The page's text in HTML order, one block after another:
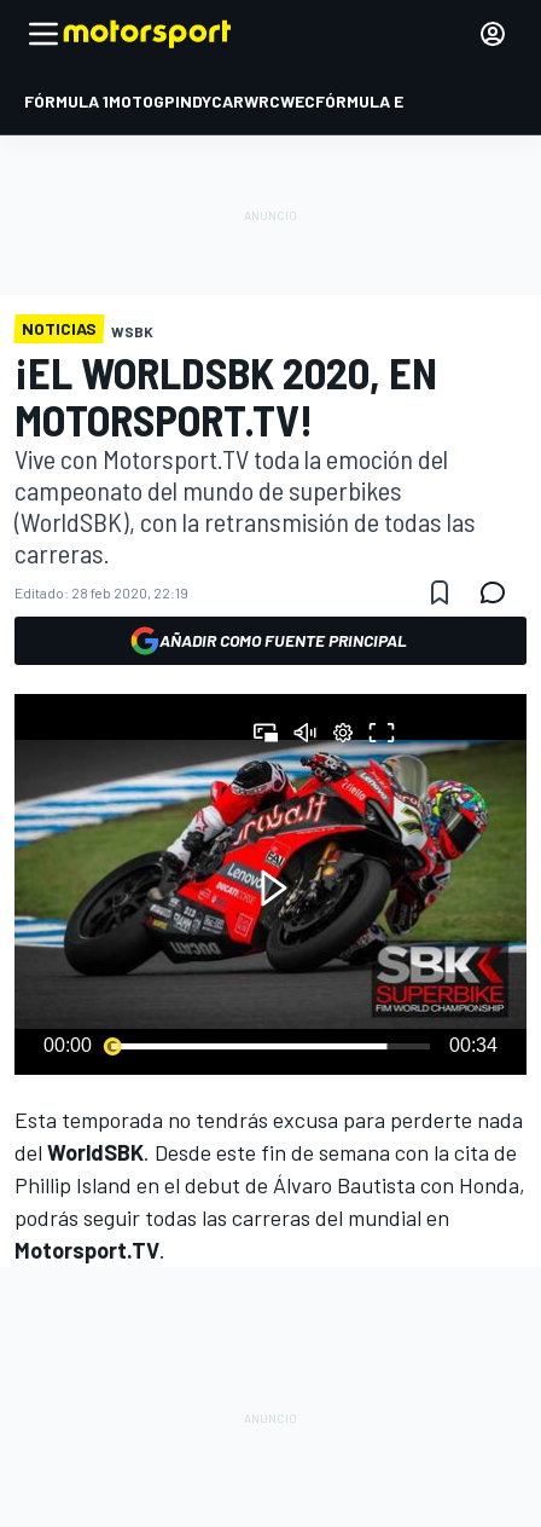
FÓRMULA 1MOTOGPINDYCARWRCWECFÓRMULA E
NOTICIAS WSBK
¡EL WORLDSBK 2020, EN
MOTORSPORT.TV!
Vive con Motorsport.TV toda la emoción del
campeonato del mundo de superbikes
(WorldSBK), con la retransmisión de todas las
carreras.
Editado: 28 feb 2020, 22:19
AÑADIR COMO FUENTE PRINCIPAL
00:00 00:34
Esta temporada no tendrás excusa para perderte nada
del WorldSBK. Desde este fin de semana con la cita de
Phillip Island en el debut de Álvaro Bautista con Honda,
podrás seguir todas las carreras del mundial en
Motorsport.TV.